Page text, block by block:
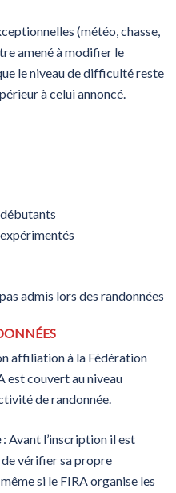
(météo, chasse,
amené à modifier le
le niveau de difficulté reste
à celui annoncé.
admis lors des randonnées
affiliation à la Fédération
est couvert au niveau
de randonnée.
: Avant l’inscription il est
vérifier sa propre
si le FIRA organise les